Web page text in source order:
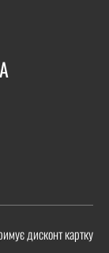
дисконт картку